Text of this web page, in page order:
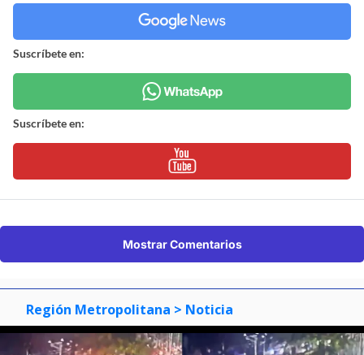
Suscríbete en:
Suscríbete en:
Mostrar Comentarios
Región Metropolitana > Noticia